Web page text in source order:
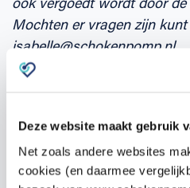
Deze website maakt gebruik
Net zoals andere websites
cookies (en daarmee
Mochten er vragen zijn
isabelle@schokenpomp.nl
De training